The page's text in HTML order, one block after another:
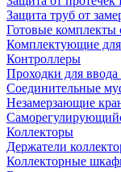
Защита труб от
Готовые комплекты
Комплектующие для
Контроллеры
Проходки для ввода
Соединительные
Незамерзающие
Коллекторы
Держатели
Коллекторные